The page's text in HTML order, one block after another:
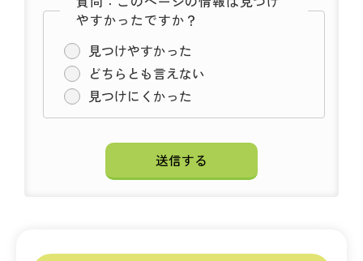
やすかったですか？
見つけやすかった
どちらとも言えない
見つけにくかった